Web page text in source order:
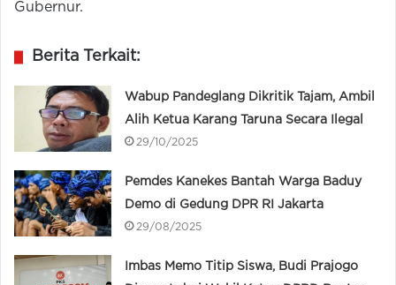
Gubernur.
Berita Terkait:
Wabup Pandeglang Dikritik Tajam, Ambil
Alih Ketua Karang Taruna Secara Ilegal
29/10/2025
Pemdes Kanekes Bantah Warga Baduy
Demo di Gedung DPR RI Jakarta
29/08/2025
Imbas Memo Titip Siswa, Budi Prajogo